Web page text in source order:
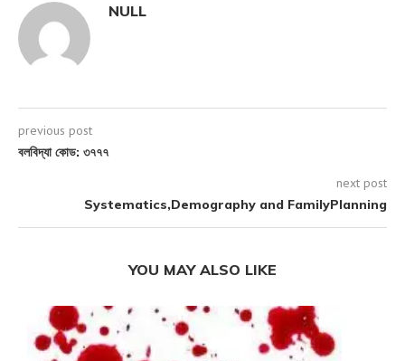
NULL
previous post
বলবিদ্যা কোড: ৩৭৭৭
next post
Systematics,Demography and FamilyPlanning
YOU MAY ALSO LIKE